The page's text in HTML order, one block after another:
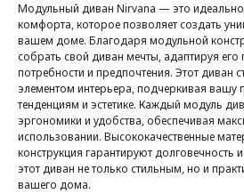
Модульный диван Nirvana — это
комфорта, которое позволяет создать
вашем доме. Благодаря модульной
собрать свой диван мечты, адаптируя
потребности и предпочтения. Этот диван
элементом интерьера, подчеркивая
тенденциям и эстетике. Каждый модуль
эргономики и удобства, обеспечивая
использовании. Высококачественные
конструкция гарантируют долговечность
этот диван не только стильным, но и
вашего дома.